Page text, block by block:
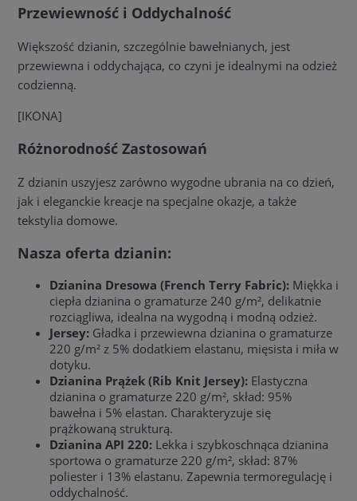
Przewiewność i Oddychalność
Większość dzianin, szczególnie bawełnianych, jest
przewiewna i oddychająca, co czyni je idealnymi na odzież
codzienną.
[IKONA]
Różnorodność Zastosowań
Z dzianin uszyjesz zarówno wygodne ubrania na co dzień,
jak i eleganckie kreacje na specjalne okazje, a także
tekstylia domowe.
Nasza oferta dzianin:
Dzianina Dresowa (French Terry Fabric): Miękka i
ciepła dzianina o gramaturze 240 g/m², delikatnie
rozciągliwa, idealna na wygodną i modną odzież.
Jersey: Gładka i przewiewna dzianina o gramaturze
220 g/m² z 5% dodatkiem elastanu, mięsista i miła w
dotyku.
Dzianina Prążek (Rib Knit Jersey): Elastyczna
dzianina o gramaturze 220 g/m², skład: 95%
bawełna i 5% elastan. Charakteryzuje się
prążkowaną strukturą.
Dzianina API 220: Lekka i szybkoschnąca dzianina
sportowa o gramaturze 220 g/m², skład: 87%
poliester i 13% elastanu. Zapewnia termoregulację i
oddychalność.